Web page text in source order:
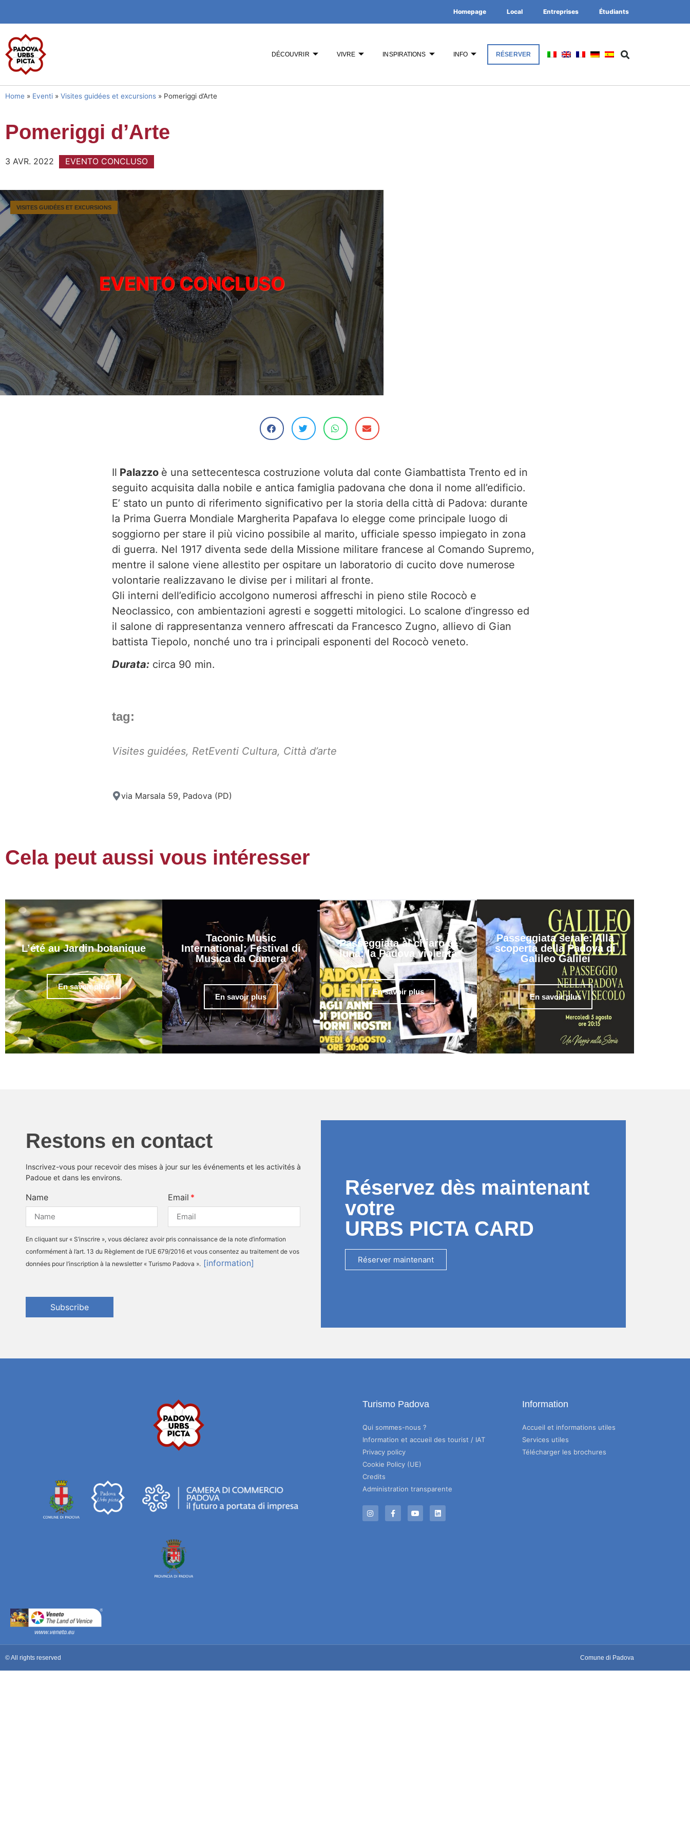
Homepage Local Entreprises Étudiants
DÉCOUVRIR VIVRE INSPIRATIONS INFO RÉSERVER
Home » Eventi » Visites guidées et excursions » Pomeriggi d’Arte
Pomeriggi d’Arte
3 AVR. 2022 EVENTO CONCLUSO
VISITES GUIDÉES ET EXCURSIONS
Il Palazzo è una settecentesca costruzione voluta dal conte Giambattista Trento ed in
seguito acquisita dalla nobile e antica famiglia padovana che dona il nome all’edificio.
E’ stato un punto di riferimento significativo per la storia della città di Padova: durante
la Prima Guerra Mondiale Margherita Papafava lo elegge come principale luogo di
soggiorno per stare il più vicino possibile al marito, ufficiale spesso impiegato in zona
di guerra. Nel 1917 diventa sede della Missione militare francese al Comando Supremo,
mentre il salone viene allestito per ospitare un laboratorio di cucito dove numerose
volontarie realizzavano le divise per i militari al fronte.
Gli interni dell’edificio accolgono numerosi affreschi in pieno stile Rococò e
Neoclassico, con ambientazioni agresti e soggetti mitologici. Lo scalone d’ingresso ed
il salone di rappresentanza vennero affrescati da Francesco Zugno, allievo di Gian
battista Tiepolo, nonché uno tra i principali esponenti del Rococò veneto.
Durata: circa 90 min.
tag:
Visites guidées, RetEventi Cultura, Città d’arte
via Marsala 59, Padova (PD)
Cela peut aussi vous intéresser
L’été au Jardin botanique
En savoir plus
Taconic Music
International: Festival di
Musica da Camera
En savoir plus
Passeggiata al chiaro di
luna: la Padova violenta
En savoir plus
Passeggiata serale: Alla
scoperta della Padova di
Galileo Galilei
En savoir plus
Restons en contact
Inscrivez-vous pour recevoir des mises à jour sur les événements et les activités à
Padoue et dans les environs.
Name Email
En cliquant sur « S’inscrire », vous déclarez avoir pris connaissance de la note d’information
conformément à l’art. 13 du Règlement de l’UE 679/2016 et vous consentez au traitement de vos
données pour l’inscription à la newsletter « Turismo Padova ». [information]
Subscribe
Réservez dès maintenant
votre
URBS PICTA CARD
Réserver maintenant
Turismo Padova
Qui sommes-nous ?
Information et accueil des tourist / IAT
Privacy policy
Cookie Policy (UE)
Credits
Administration transparente
Information
Accueil et informations utiles
Services utiles
Télécharger les brochures
© All rights reserved Comune di Padova